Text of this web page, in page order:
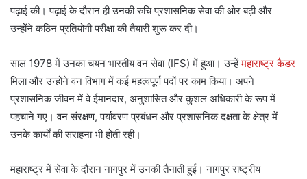
पढ़ाई की। पढ़ाई के दौरान ही उनकी रुचि प्रशासनिक सेवा की ओर बढ़ी और
उन्होंने कठिन प्रतियोगी परीक्षा की तैयारी शुरू कर दी।
साल 1978 में उनका चयन भारतीय वन सेवा (IFS) में हुआ। उन्हेंमहाराष्ट्र कैडर
मिला और उन्होंने वन विभाग में कई महत्वपूर्ण पदों पर काम किया। अपने
प्रशासनिक जीवन में वे ईमानदार, अनुशासित और कुशल अधिकारी के रूप में
पहचाने गए। वन संरक्षण, पर्यावरण प्रबंधन और प्रशासनिक दक्षता के क्षेत्र में
उनके कार्यों की सराहना भी होती रही।
महाराष्ट्र में सेवा के दौरान नागपुर में उनकी तैनाती हुई। नागपुर राष्ट्रीय